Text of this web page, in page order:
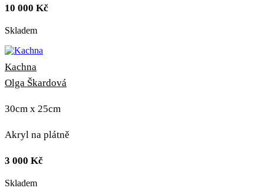
10 000 Kč
Skladem
Kachna
Olga Škardová
30cm x 25cm
Akryl na plátně
3 000 Kč
Skladem